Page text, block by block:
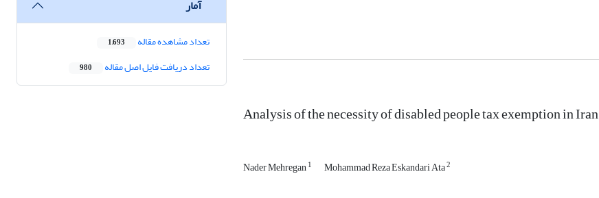
Analysis of the necessity of disabled people tax exemption in Iran
Nader Mehregan1 Mohammad Reza Eskandari Ata2
آمار
تعداد مشاهده مقاله 1,693
تعداد دریافت فایل اصل مقاله 980